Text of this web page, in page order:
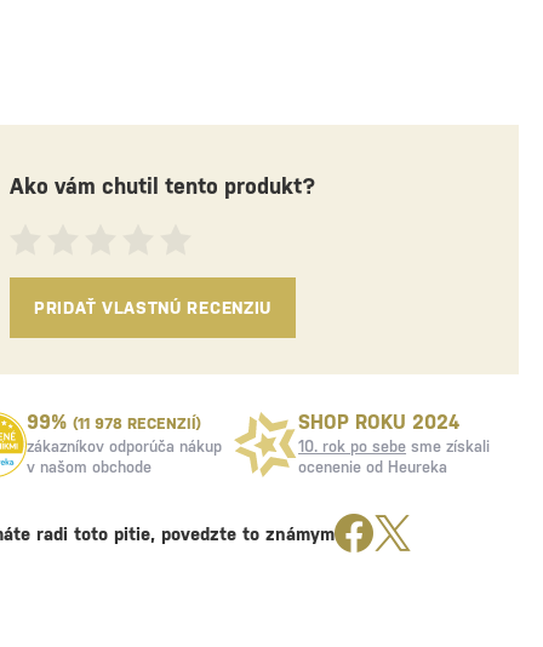
Ako vám chutil tento produkt?
PRIDAŤ VLASTNÚ RECENZIU
99% (11 978 RECENZIÍ)
zákazníkov odporúča nákup
v našom obchode
SHOP ROKU 2024
10. rok po sebe sme získali
ocenenie od Heureka
radi toto pitie, povedzte to známym